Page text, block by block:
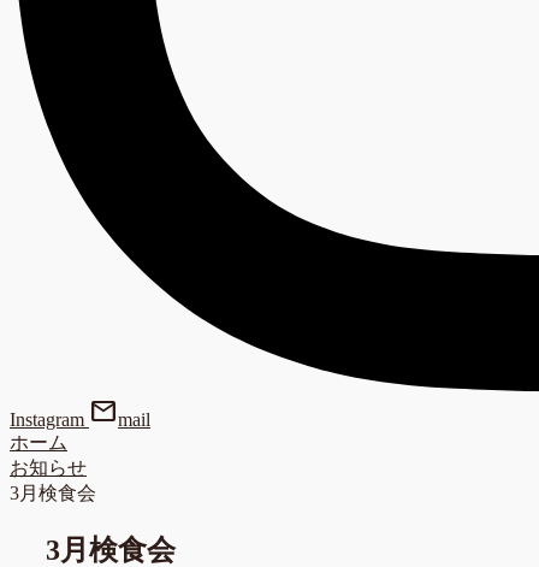
Instagram mailmail
ホーム
お知らせ
3月検食会
3月検食会